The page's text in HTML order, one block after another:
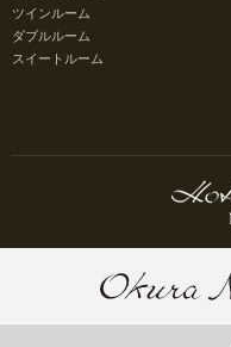
ツインルーム
ダブルルーム
スイートルーム